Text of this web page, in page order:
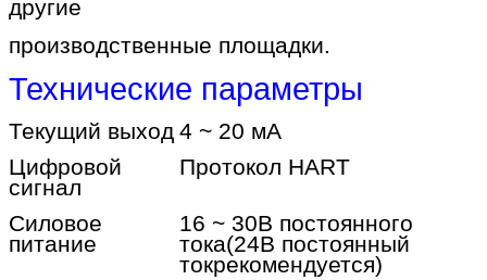
другие
производственные площадки.
Технические параметры
Текущий выход 4 ~ 20 мА
Цифровой
сигнал
Протокол HART
Силовое
питание
16 ~ 30В постоянного
тока(24В постоянный
токрекомендуется)